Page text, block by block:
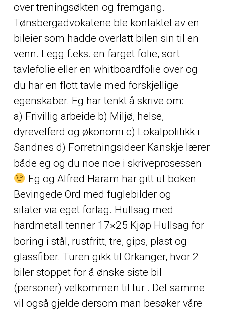
over treningsøkten og fremgang.
Tønsbergadvokatene ble kontaktet av en
bileier som hadde overlatt bilen sin til en
venn. Legg f.eks. en farget folie, sort
tavlefolie eller en whitboardfolie over og
du har en flott tavle med forskjellige
egenskaber. Eg har tenkt å skrive om:
a) Frivillig arbeide b) Miljø, helse,
dyrevelferd og økonomi c) Lokalpolitikk i
Sandnes d) Forretningsideer Kanskje lærer
både eg og du noe noe i skriveprosessen
Eg og Alfred Haram har gitt ut boken
Bevingede Ord med fuglebilder og
sitater via eget forlag. Hullsag med
hardmetall tenner 17×25 Kjøp Hullsag for
boring i stål, rustfritt, tre, gips, plast og
glassfiber. Turen gikk til Orkanger, hvor 2
biler stoppet for å ønske siste bil
(personer) velkommen til tur . Det samme
vil også gjelde dersom man besøker våre